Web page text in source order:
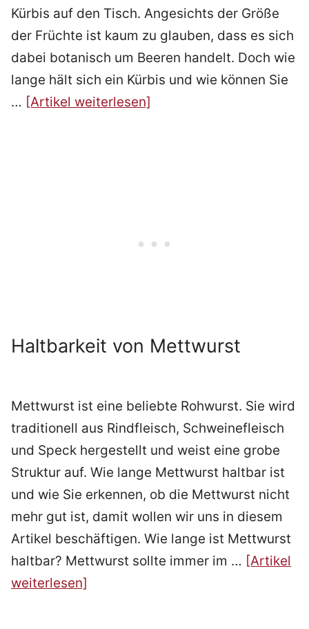
Kürbis auf den Tisch. Angesichts der Größe
der Früchte ist kaum zu glauben, dass es sich
dabei botanisch um Beeren handelt. Doch wie
lange hält sich ein Kürbis und wie können Sie
… [Artikel weiterlesen]
Haltbarkeit von Mettwurst
Mettwurst ist eine beliebte Rohwurst. Sie wird
traditionell aus Rindfleisch, Schweinefleisch
und Speck hergestellt und weist eine grobe
Struktur auf. Wie lange Mettwurst haltbar ist
und wie Sie erkennen, ob die Mettwurst nicht
mehr gut ist, damit wollen wir uns in diesem
Artikel beschäftigen. Wie lange ist Mettwurst
haltbar? Mettwurst sollte immer im … [Artikel
weiterlesen]